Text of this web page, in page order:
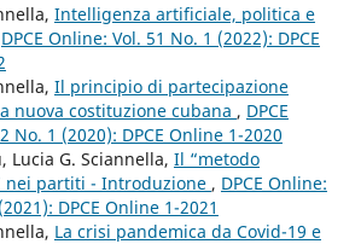
Intelligenza artificiale, politica e
DPCE Online: Vol. 51 No. 1 (2022): DPCE
Il principio di partecipazione
nuova costituzione cubana , DPCE
No. 1 (2020): DPCE Online 1-2020
Lucia G. Sciannella, Il “metodo
nei partiti - Introduzione , DPCE Online:
DPCE Online 1-2021
La crisi pandemica da Covid-19 e